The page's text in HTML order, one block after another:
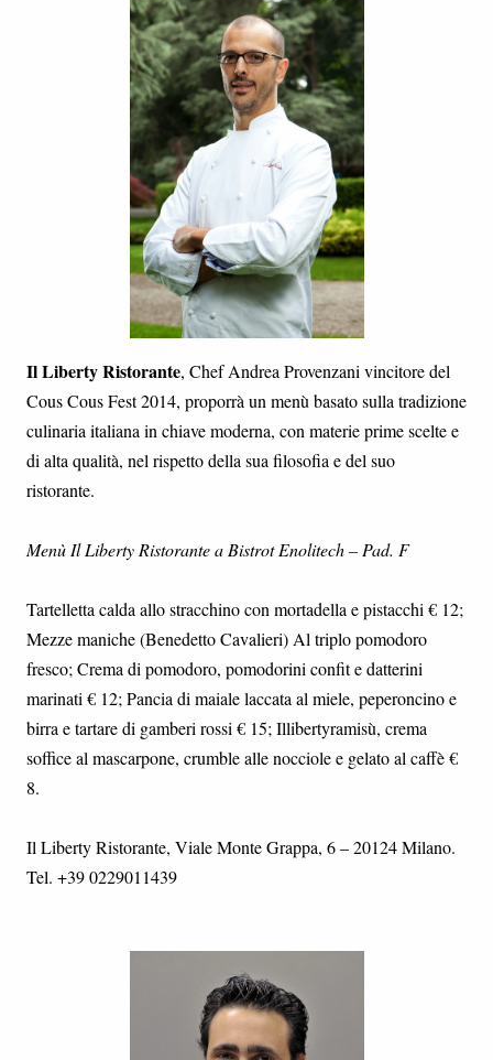
Il Liberty Ristorante, Chef Andrea Provenzani vincitore del
Cous Cous Fest 2014, proporrà un menù basato sulla tradizione
culinaria italiana in chiave moderna, con materie prime scelte e
di alta qualità, nel rispetto della sua filosofia e del suo
ristorante.
Menù Il Liberty Ristorante a Bistrot Enolitech – Pad. F
Tartelletta calda allo stracchino con mortadella e pistacchi € 12;
Mezze maniche (Benedetto Cavalieri) Al triplo pomodoro
fresco; Crema di pomodoro, pomodorini confit e datterini
marinati € 12; Pancia di maiale laccata al miele, peperoncino e
birra e tartare di gamberi rossi € 15; Illibertyramisù, crema
soffice al mascarpone, crumble alle nocciole e gelato al caffè €
8.
Il Liberty Ristorante, Viale Monte Grappa, 6 – 20124 Milano.
Tel. +39 0229011439